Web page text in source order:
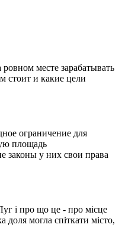
месте зарабатывать
стоит и какие цели
ограничение для
площадь
законы у них свои права
і про що це - про місце
доля могла спіткати місто,